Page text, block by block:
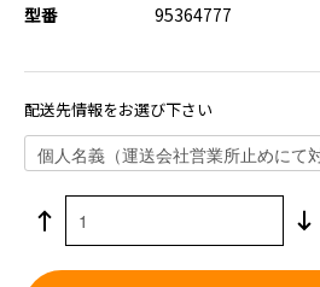
型番 95364777
配送先情報をお選び下さい